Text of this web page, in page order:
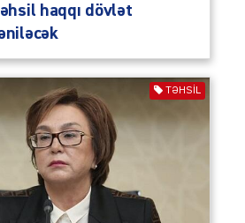
haqqı dövlət
TƏHSIL